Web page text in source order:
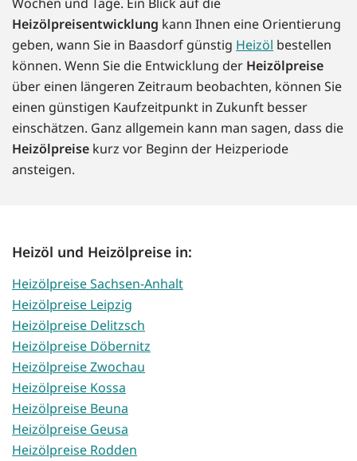
Heizölpreisentwicklung kann Ihnen eine Orientierung
geben, wann Sie in Baasdorf günstig Heizöl bestellen
können. Wenn Sie die Entwicklung der Heizölpreise
über einen längeren Zeitraum beobachten, können Sie
einen günstigen Kaufzeitpunkt in Zukunft besser
einschätzen. Ganz allgemein kann man sagen, dass die
Heizölpreise kurz vor Beginn der Heizperiode
ansteigen.
Heizöl und Heizölpreise in:
Heizölpreise Sachsen-Anhalt
Heizölpreise Leipzig
Heizölpreise Delitzsch
Heizölpreise Döbernitz
Heizölpreise Zwochau
Heizölpreise Kossa
Heizölpreise Beuna
Heizölpreise Geusa
Heizölpreise Rodden